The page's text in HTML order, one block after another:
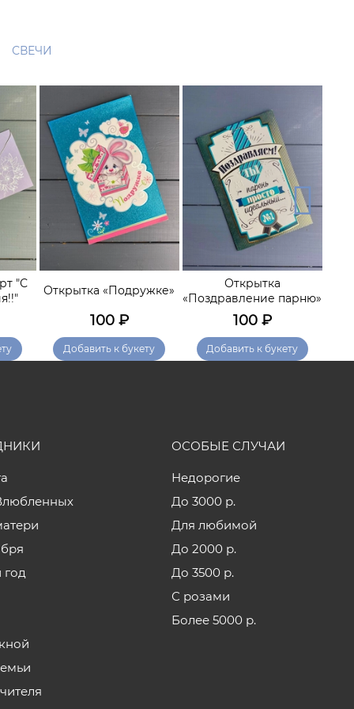
СВЕЧИ
"С
Открытка «Подружке»
100₽
Добавить к букету
Открытка
«Поздравление парню»
100₽
Добавить к букету
ОСОБЫЕ СЛУЧАИ
Недорогие
До 3000 р.
Для любимой
До 2000 р.
До 3500 р.
С розами
Более 5000 р.